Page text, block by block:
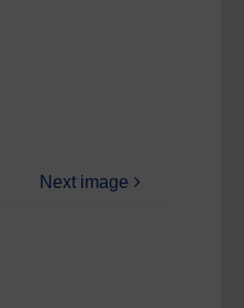
Next image